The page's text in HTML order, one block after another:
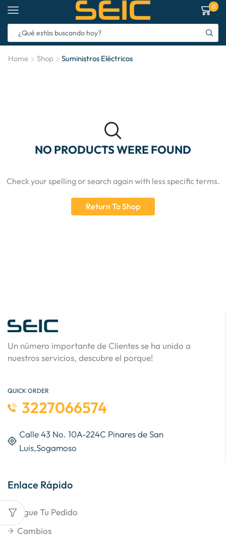
0
Home Shop Suministros Eléctricos
NO PRODUCTS WERE FOUND
Check your spelling or search again with less specific terms.
Return To Shop
Un número importante de Clientes se ha unido a
nuestros servicios, descubre el porque!
QUICK ORDER
3227066574
Calle 43 No. 10A-224C Pinares de San
Luis,Sogamoso
Enlace Rápido
Sigue Tu Pedido
Cambios